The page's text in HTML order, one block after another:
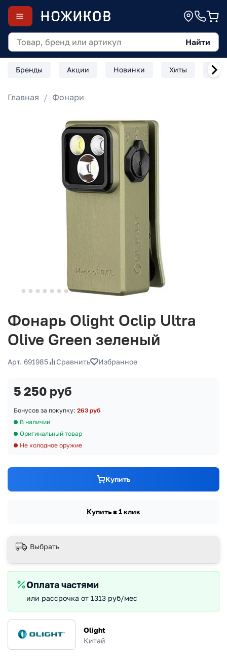
Найти
Бренды Акции Новинки Хиты
Главная Фонари
Фонарь Olight Oclip Ultra
Olive Green зеленый
Арт. 691985 Сравнить Избранное
Olight
Китай
5 250 руб
Бонусов за покупку: 263 руб
В наличии
Оригинальный товар
Не холодное оружие
Купить
Купить в 1 клик
Выбрать
Оплата частями
или рассрочка от 1313 руб/мес